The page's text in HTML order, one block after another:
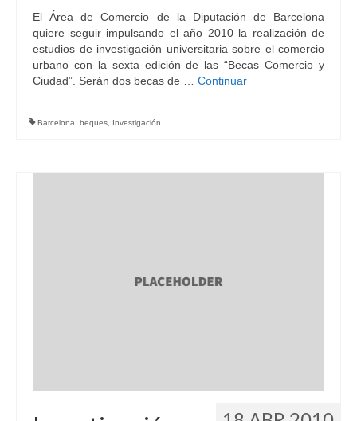
El Área de Comercio de la Diputación de Barcelona
quiere seguir impulsando el año 2010 la realización de
estudios de investigación universitaria sobre el comercio
urbano con la sexta edición de las “Becas Comercio y
Ciudad”. Serán dos becas de … Continuar
Barcelona beques Investigación